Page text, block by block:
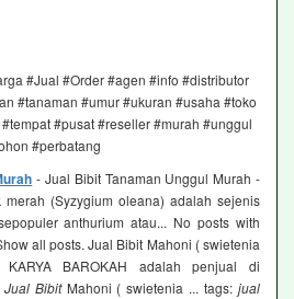
#Jual #Order #agen #info #distributor
#tanaman #umur #ukuran #usaha #toko
#pusat #reseller #murah #unggul
#perbatang
- Jual Bibit Tanaman Unggul Murah -
(Syzygium oleana) adalah sejenis
anthurium atau... No posts with
all posts. Jual Bibit Mahoni ( swietenia
BAROKAH adalah penjual di
Jual BibitMahoni ( swietenia ... tags:jual